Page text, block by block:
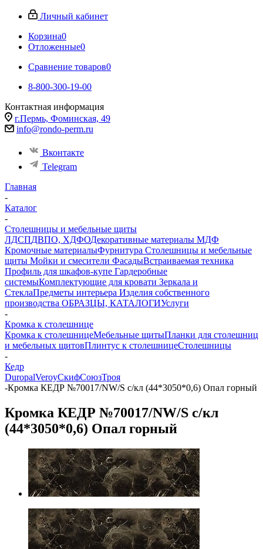
Личный кабинет
Корзина0
Отложенные0
Сравнение товаров0
8-800-300-19-00
Контактная информация
г.Пермь, Фоминская, 49
info@rondo-perm.ru
Вконтакте
Telegram
Главная
-
Каталог
-
Столешницы и мебельные щиты
ЛДСПДВПО, ХДФОДекоративные материалы МДФ
Кромочные материалыФурнитура Столешницы и мебельные
щиты Мойки и смесители ФасадыВстраиваемая техника
Профиль для шкафов-купе Гардеробные
системыКомплектующие для кровати Зеркала и
СтеклаПредметы интерьера Изделия собственного
производства ОБРАЗЦЫ, КАТАЛОГИУслуги
-
Кромка к столешнице
Кромка к столешницеМебельные щитыПланки для столешниц
и мебельных щитовПлинтус к столешницеСтолешницы
-
Кедр
DuropalVeroyСкифСоюзТроя
-Кромка КЕДР №70017/NW/S с/кл (44*3050*0,6) Опал горный
Кромка КЕДР №70017/NW/S с/кл
(44*3050*0,6) Опал горный